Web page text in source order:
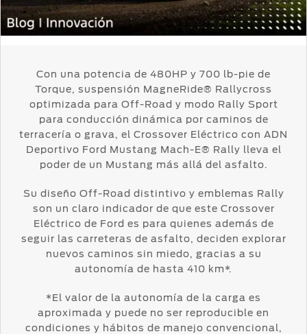
Custom
Garage
Kits de
Accesorios
Ford
Credit
Vehículos
Comerciales
Descubre
Tu Ford
Localiza un
Distribuidor
Ford
D-
Tect
Colisión y
Partes
Originales
Precio de
Mantenimiento
Mantenimiento
Vehículos
Comerciales
Promociones
Llamado
a
Revisión
Garantía
en
Soporte
Técnico
Soporte
SYNC®
Seguridad
Contraseña
Con una potencia de 480HP y 700 lb-pie de
Torque, suspensión MagneRide® Rallycross
optimizada para Off-Road y modo Rally Sport
para conducción dinámica por caminos de
terracería o grava, el Crossover Eléctrico con ADN
Deportivo Ford Mustang Mach-E® Rally lleva el
poder de un Mustang más allá del asfalto.
Su diseño Off-Road distintivo y emblemas Rally
son un claro indicador de que este Crossover
Eléctrico de Ford es para quienes además de
seguir las carreteras de asfalto, deciden explorar
nuevos caminos sin miedo, gracias a su
autonomía de hasta 410 km*.
*El valor de la autonomía de la carga es
aproximada y puede no ser reproducible en
condiciones y hábitos de manejo convencional,